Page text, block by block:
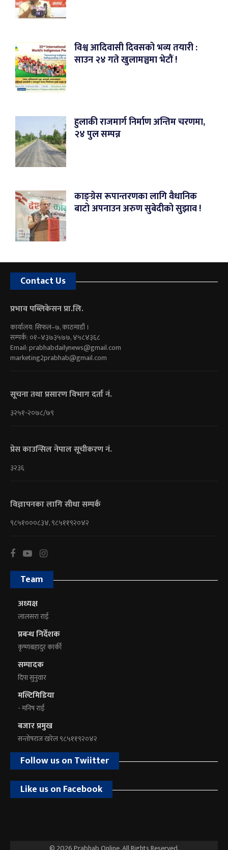
विश्व आदिवासी दिवसको भव्य तयारी :
साउन २४ गते खुलामञ्चमा भेटौं !
हुलाकी राजमार्ग निर्माण अन्तिम चरणमा,
२४ पुल सम्पन्न
काङ्ग्रेस रूपान्तरणका लागि वैधानिक
बाटो अपनाउन अरुण सुबेदीको सुझाव !
Contact Us
प्रभाव पब्लिकेसन प्रा.लि.
कार्यालय: सिफल–७, काठमाडौं ।
सम्पर्क: ०१–४३७३५७७, ४५८४३६८
Email:prabhabdailynews@gmail.com
marketing2prabhab@gmail.com
सूचना तथा प्रसारण विभाग दर्ता नं.
३२५१-२०७८/७९
प्रेस काउन्सिल नेपाल सूचीकरण नं.
३२३६
विज्ञापनका लागि सीधा सम्पर्क
९८५१०००८३४, ९८५११९२०४२
Team
अध्यक्ष
लालसरा राई
प्रबन्ध निर्देशक
कृष्णबहादुर कार्की
सम्पादक
दिपा सुनुवार
मल्टिमिडिया
- मनिष राई
बजार प्रमुख
सन्तोषराज खरेल ९८५११९२०४२
Follow us on Twiitter
Like us on Facebook